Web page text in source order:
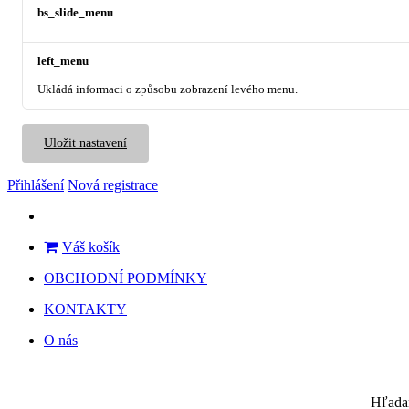
bs_slide_menu
left_menu
Ukládá informaci o způsobu zobrazení levého menu.
Uložit nastavení
Přihlášení Nová registrace
Váš košík
OBCHODNÍ PODMÍNKY
KONTAKTY
O nás